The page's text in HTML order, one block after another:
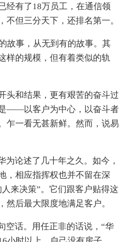
经有了18万员工，在通信领
不但三分天下，还排名第一。
故事，从无到有的故事。其
样的规模，但有着类似的轨
头和结果，更有艰苦的奋斗过
——以客户为中心，以奋斗者
乍一看无甚新鲜。然而，说易
为论述了几十年之久。如今，
，相应指挥权也并不留在深
来决策”。它们跟客户贴得这
然后最大限度地满足客户。
空话。用任正非的话说，“华